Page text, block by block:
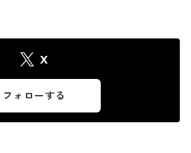
X
フォローする